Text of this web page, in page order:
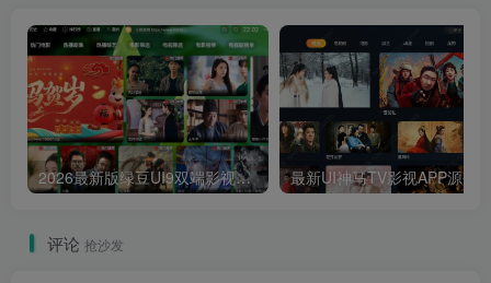
2026最新版绿豆UI9双端影视APP源码
评论 抢沙发